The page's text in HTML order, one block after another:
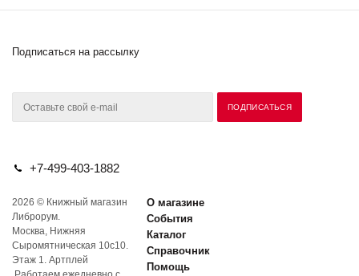
Подписаться на рассылку
+7-499-403-1882
2026 © Книжный магазин
Либрорум.
Москва, Нижняя
Сыромятническая 10с10.
Этаж 1. Артплей
О магазине
События
Каталог
Справочник
Помощь